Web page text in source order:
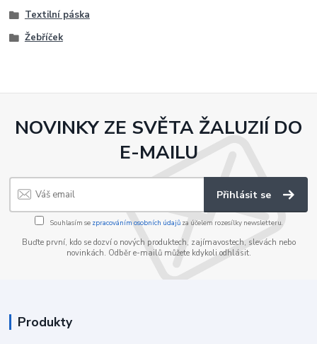
Textilní páska
Žebříček
NOVINKY ZE SVĚTA ŽALUZIÍ DO
E-MAILU
Přihlásit se
Souhlasím se zpracováním osobních údajůza účelem rozesílky newsletteru.
Buďte první, kdo se dozví o nových produktech, zajímavostech, slevách nebo
novinkách. Odběr e-mailů můžete kdykoli odhlásit.
Produkty